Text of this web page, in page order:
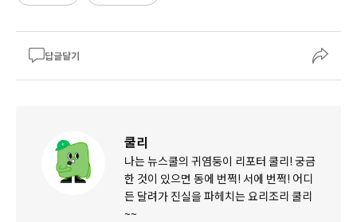
답글달기
쿨리
나는 뉴스쿨의 귀염둥이 리포터 쿨리! 궁금
한 것이 있으면 동에 번쩍! 서에 번쩍! 어디
든 달려가 진실을 파헤치는 요리조리 쿨리
~~